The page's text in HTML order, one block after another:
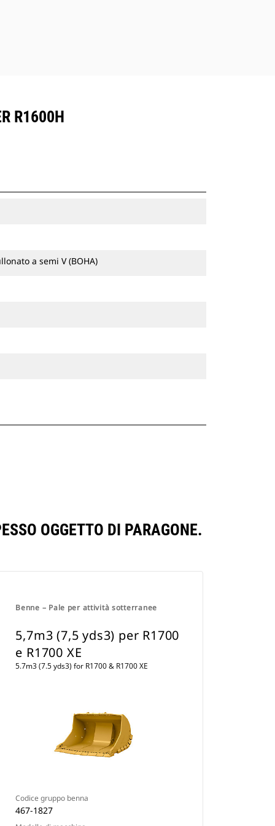
R1600H
a semi V (BOHA)
OGGETTO DI PARAGONE.
Benne – Pale per attività sotterranee
5,7m3 (7,5 yds3) per R1700
e R1700 XE
5.7m3 (7.5 yds3) for R1700 & R1700 XE
Codice gruppo benna
467-1827